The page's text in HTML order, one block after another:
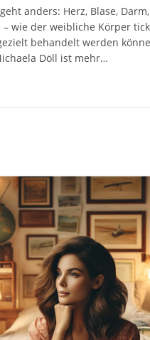
anders: Herz, Blase, Darm,
– wie der weibliche Körper
behandelt werden
Döll ist mehr…